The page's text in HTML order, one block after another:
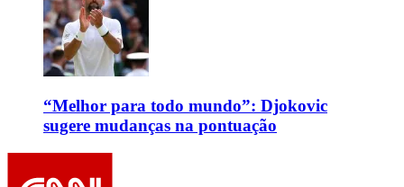
“Melhor para todo mundo”: Djokovic
sugere mudanças na pontuação